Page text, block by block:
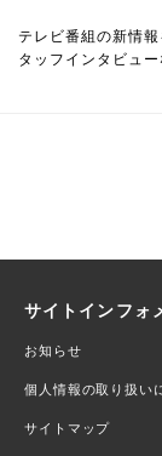
テレビ番組の新情
タッフインタビュ
サイトインフォ
お知らせ
個人情報の取り扱い
サイトマップ